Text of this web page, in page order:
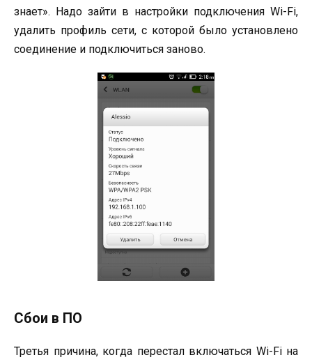
знает». Надо зайти в настройки подключения Wi-Fi,
удалить профиль сети, с которой было установлено
соединение и подключиться заново.
Сбои в ПО
Третья причина, когда перестал включаться Wi-Fi на